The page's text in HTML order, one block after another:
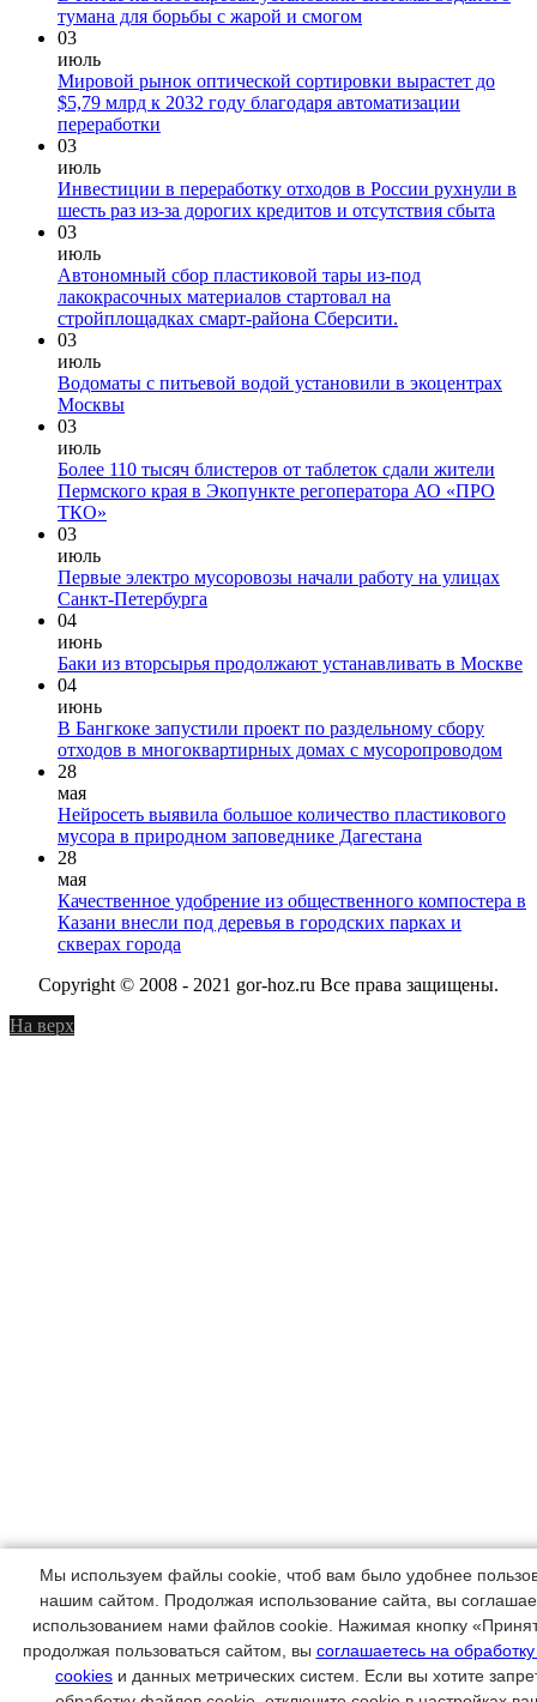
тумана для борьбы с жарой и смогом
03
июль
Мировой рынок оптической сортировки вырастет до
$5,79 млрд к 2032 году благодаря автоматизации
переработки
03
июль
Инвестиции в переработку отходов в России рухнули в
шесть раз из-за дорогих кредитов и отсутствия сбыта
03
июль
Автономный сбор пластиковой тары из-под
лакокрасочных материалов стартовал на
стройплощадках смарт-района Сберсити.
03
июль
Водоматы с питьевой водой установили в экоцентрах
Москвы
03
июль
Более 110 тысяч блистеров от таблеток сдали жители
Пермского края в Экопункте регоператора АО «ПРО
ТКО»
03
июль
Первые электро мусоровозы начали работу на улицах
Санкт-Петербурга
04
июнь
Баки из вторсырья продолжают устанавливать в Москве
04
июнь
В Бангкоке запустили проект по раздельному сбору
отходов в многоквартирных домах с мусоропроводом
28
мая
Нейросеть выявила большое количество пластикового
мусора в природном заповеднике Дагестана
28
мая
Качественное удобрение из общественного компостера в
Казани внесли под деревья в городских парках и
скверах города
Мы используем файлы cookie, чтоб вам было удобнее
нашим сайтом. Продолжая использование сайта, вы
использованием нами файлов cookie. Нажимая кнопку
продолжая пользоваться сайтом, вы соглашаетесь на
cookies и данных метрических систем. Если вы хотите
Copyright © 2008 - 2021 gor-hoz.ru Все права защищены.
На верх